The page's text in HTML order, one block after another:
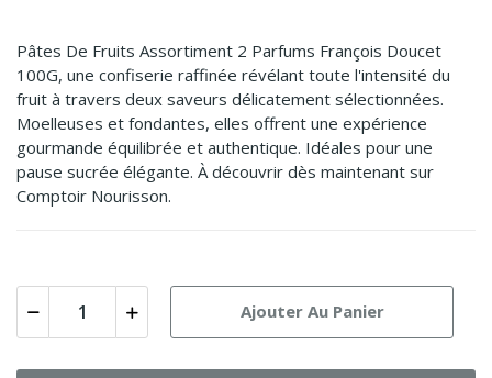
Pâtes De Fruits Assortiment 2 Parfums François Doucet
100G, une confiserie raffinée révélant toute l'intensité du
fruit à travers deux saveurs délicatement sélectionnées.
Moelleuses et fondantes, elles offrent une expérience
gourmande équilibrée et authentique. Idéales pour une
pause sucrée élégante. À découvrir dès maintenant sur
Comptoir Nourisson.
Ajouter Au Panier